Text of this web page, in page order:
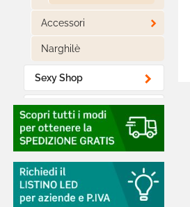
Accessori 
Narghilè
Sexy Shop 
Materiale Elettrico 
Elettronica Di Consumo
Batterie E Caricabatterie
Cialde E Capsule Caffè 